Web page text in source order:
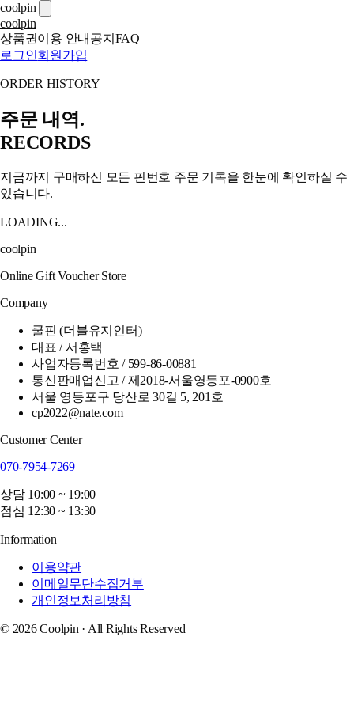
coolpin
coolpin
상품권이용 안내 공지 FAQ
로그인회원가입
ORDER HISTORY
주문 내역.
RECORDS
지금까지 구매하신 모든 핀번호 주문 기록을 한눈에 확인하실 수
있습니다.
LOADING...
coolpin
Online Gift Voucher Store
Company
쿨핀 (더블유지인터)
대표 / 서홍택
사업자등록번호 / 599-86-00881
통신판매업신고 / 제2018-서울영등포-0900호
서울 영등포구 당산로 30길 5, 201호
cp2022@nate.com
Customer Center
070-7954-7269
상담 10:00 ~ 19:00
점심 12:30 ~ 13:30
Information
이용약관
이메일무단수집거부
개인정보처리방침
© 2026 Coolpin · All Rights Reserved